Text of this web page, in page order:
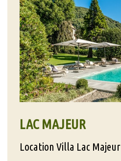
LAC MAJEUR
Location Villa Lac Majeur